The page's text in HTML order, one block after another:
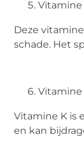
Vitamine
Deze
schade. Het
Vitamine
Vitamine K is
en kan